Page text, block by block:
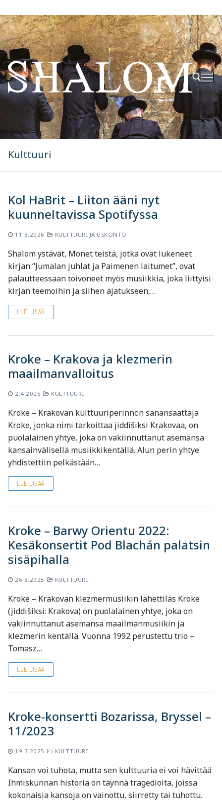
Hyppää
sisältöön
Hae:
Kulttuuri
Kol HaBrit – Liiton ääni nyt
kuunneltavissa Spotifyssa
11.3.2026 KULTTUURI JA USKONTO
Shalom ystävät, Monet teistä, jotka ovat lukeneet
kirjan “Jumalan juhlat ja Paimenen laitumet”, ovat
palautteessaan toivoneet myös musiikkia, joka liittyisi
kirjan teemoihin ja siihen ajatukseen,…
LUE LISÄÄ
Kroke – Krakova ja klezmerin
maailmanvalloitus
2.4.2025 KULTTUURI
Kroke – Krakovan kulttuuriperinnön sanansaattaja
Kroke, jonka nimi tarkoittaa jiddišiksi Krakovaa, on
puolalainen yhtye, joka on vakiinnuttanut asemansa
kansainvälisellä musiikkikentällä. Alun perin yhtye
yhdistettiin pelkästään…
LUE LISÄÄ
Kroke – Barwy Orientu 2022:
Kesäkonsertit Pod Blachán palatsin
sisäpihalla
26.3.2025 KULTTUURI
Kroke – Krakovan klezmermusiikin lähettiläs Kroke
(jiddišiksi: Krakova) on puolalainen yhtye, joka on
vakiinnuttanut asemansa maailmanmusiikin ja
klezmerin kentällä. Vuonna 1992 perustettu trio –
Tomasz…
LUE LISÄÄ
Kroke-konsertti Bozarissa, Bryssel –
11/2023
19.3.2025 KULTTUURI
Kansan voi tuhota, mutta sen kulttuuria ei voi hävittää
Ihmiskunnan historia on täynnä tragedioita, joissa
kokonaisia kansoja on vainottu, siirretty tai tuhottu.